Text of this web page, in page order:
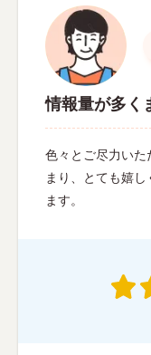
情報量が多く
色々とご尽力いた
まり、とても嬉
ます。